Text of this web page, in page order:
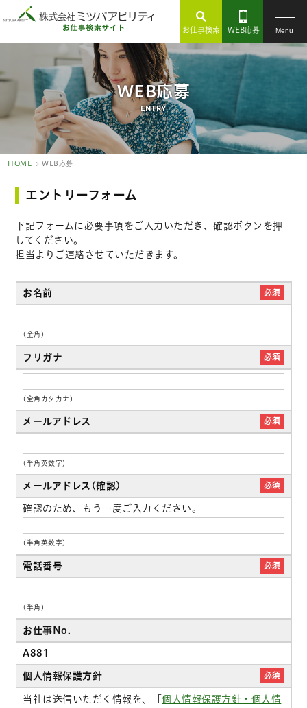
Menu
WEB応募
お仕事検索
WEB応募
ENTRY
HOME WEB応募
エントリーフォーム
下記フォームに必要事項をご入力いただき、確認ボタンを押
してください。
担当よりご連絡させていただきます。
お名前 必須
(全角)
フリガナ 必須
(全角カタカナ)
メールアドレス 必須
(半角英数字)
メールアドレス(確認) 必須
確認のため、もう一度ご入力ください。
(半角英数字)
電話番号 必須
(半角)
お仕事No.
A881
個人情報保護方針 必須
当社は送信いただく情報を、「個人情報保護方針・個人情